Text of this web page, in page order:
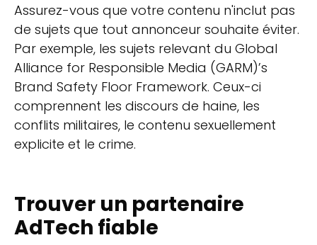
Assurez-vous que votre contenu n'inclut pas
de sujets que tout annonceur souhaite éviter.
Par exemple, les sujets relevant du Global
Alliance for Responsible Media (GARM)’s
Brand Safety Floor Framework. Ceux-ci
comprennent les discours de haine, les
conflits militaires, le contenu sexuellement
explicite et le crime.
Trouver un partenaire
AdTech fiable